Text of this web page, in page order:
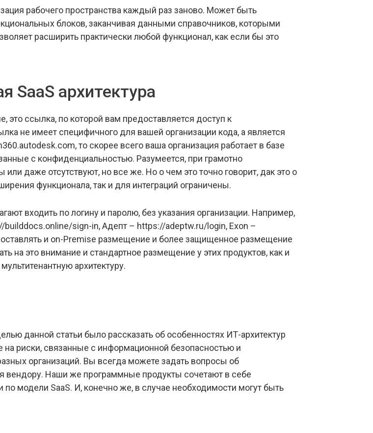
рабочего пространства каждый раз заново. Может быть
блоков, заканчивая данными справочников, которыми
расширить практически любой функционал, как если бы это
SaaS архитектура
это ссылка, по которой вам предоставляется доступ к
не имеет специфичного для вашей организации кода, а является
, то скорее всего ваша организация работает в базе
с конфиденциальностью. Разумеется, при грамотно
даже отсутствуют, но все же. Но о чем это точно говорит, дак это о
функционала, так и для интеграций ограничены.
входить по логину и паролю, без указания организации. Например,
sign-in, Адепт – https://adeptw.ru/login, Exon –
и on-Premise размещение и более защищенное размещение
это внимание и стандартное размещение у этих продуктов, как и
архитектуру.
данной статьи было рассказать об особенностях ИТ-архитектур
риски, связанные с информационной безопасностью и
организаций. Вы всегда можете задать вопросы об
вендору. Наши же программные продукты сочетают в себе
модели SaaS. И, конечно же, в случае необходимости могут быть